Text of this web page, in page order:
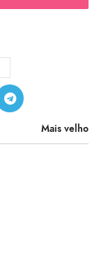
Mais velho